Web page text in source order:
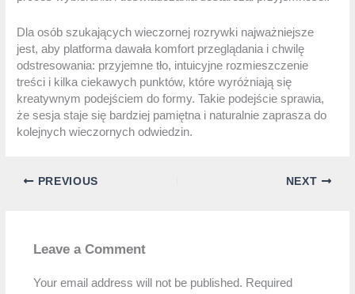
Dla osób szukających wieczornej rozrywki najważniejsze
jest, aby platforma dawała komfort przeglądania i chwilę
odstresowania: przyjemne tło, intuicyjne rozmieszczenie
treści i kilka ciekawych punktów, które wyróżniają się
kreatywnym podejściem do formy. Takie podejście sprawia,
że sesja staje się bardziej pamiętna i naturalnie zaprasza do
kolejnych wieczornych odwiedzin.
PREVIOUS NEXT
Leave a Comment
Your email address will not be published. Required